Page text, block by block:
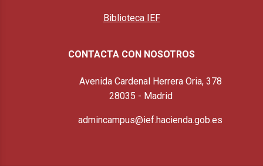
Biblioteca IEF
CONTACTA CON NOSOTROS
Ubicación
Avenida Cardenal Herrera Oria, 378
28035 - Madrid
E-mail
admincampus@ief.hacienda.gob.es